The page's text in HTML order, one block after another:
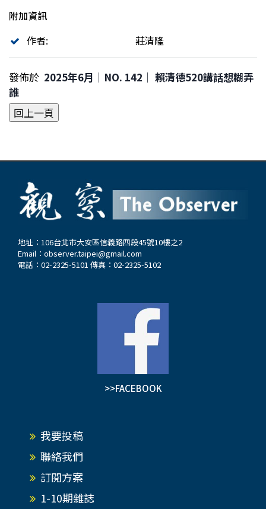
附加資訊
作者:
莊清隆
發佈於 2025年6月｜NO. 142│ 賴清德520講話想糊弄
誰
地址：106台北市大安區信義路四段45號10樓之2
Email： observer.taipei@gmail.com
電話：02-2325-5101 傳真：02-2325-5102
>>FACEBOOK
我要投稿
聯絡我們
訂閱方案
1-10期雜誌